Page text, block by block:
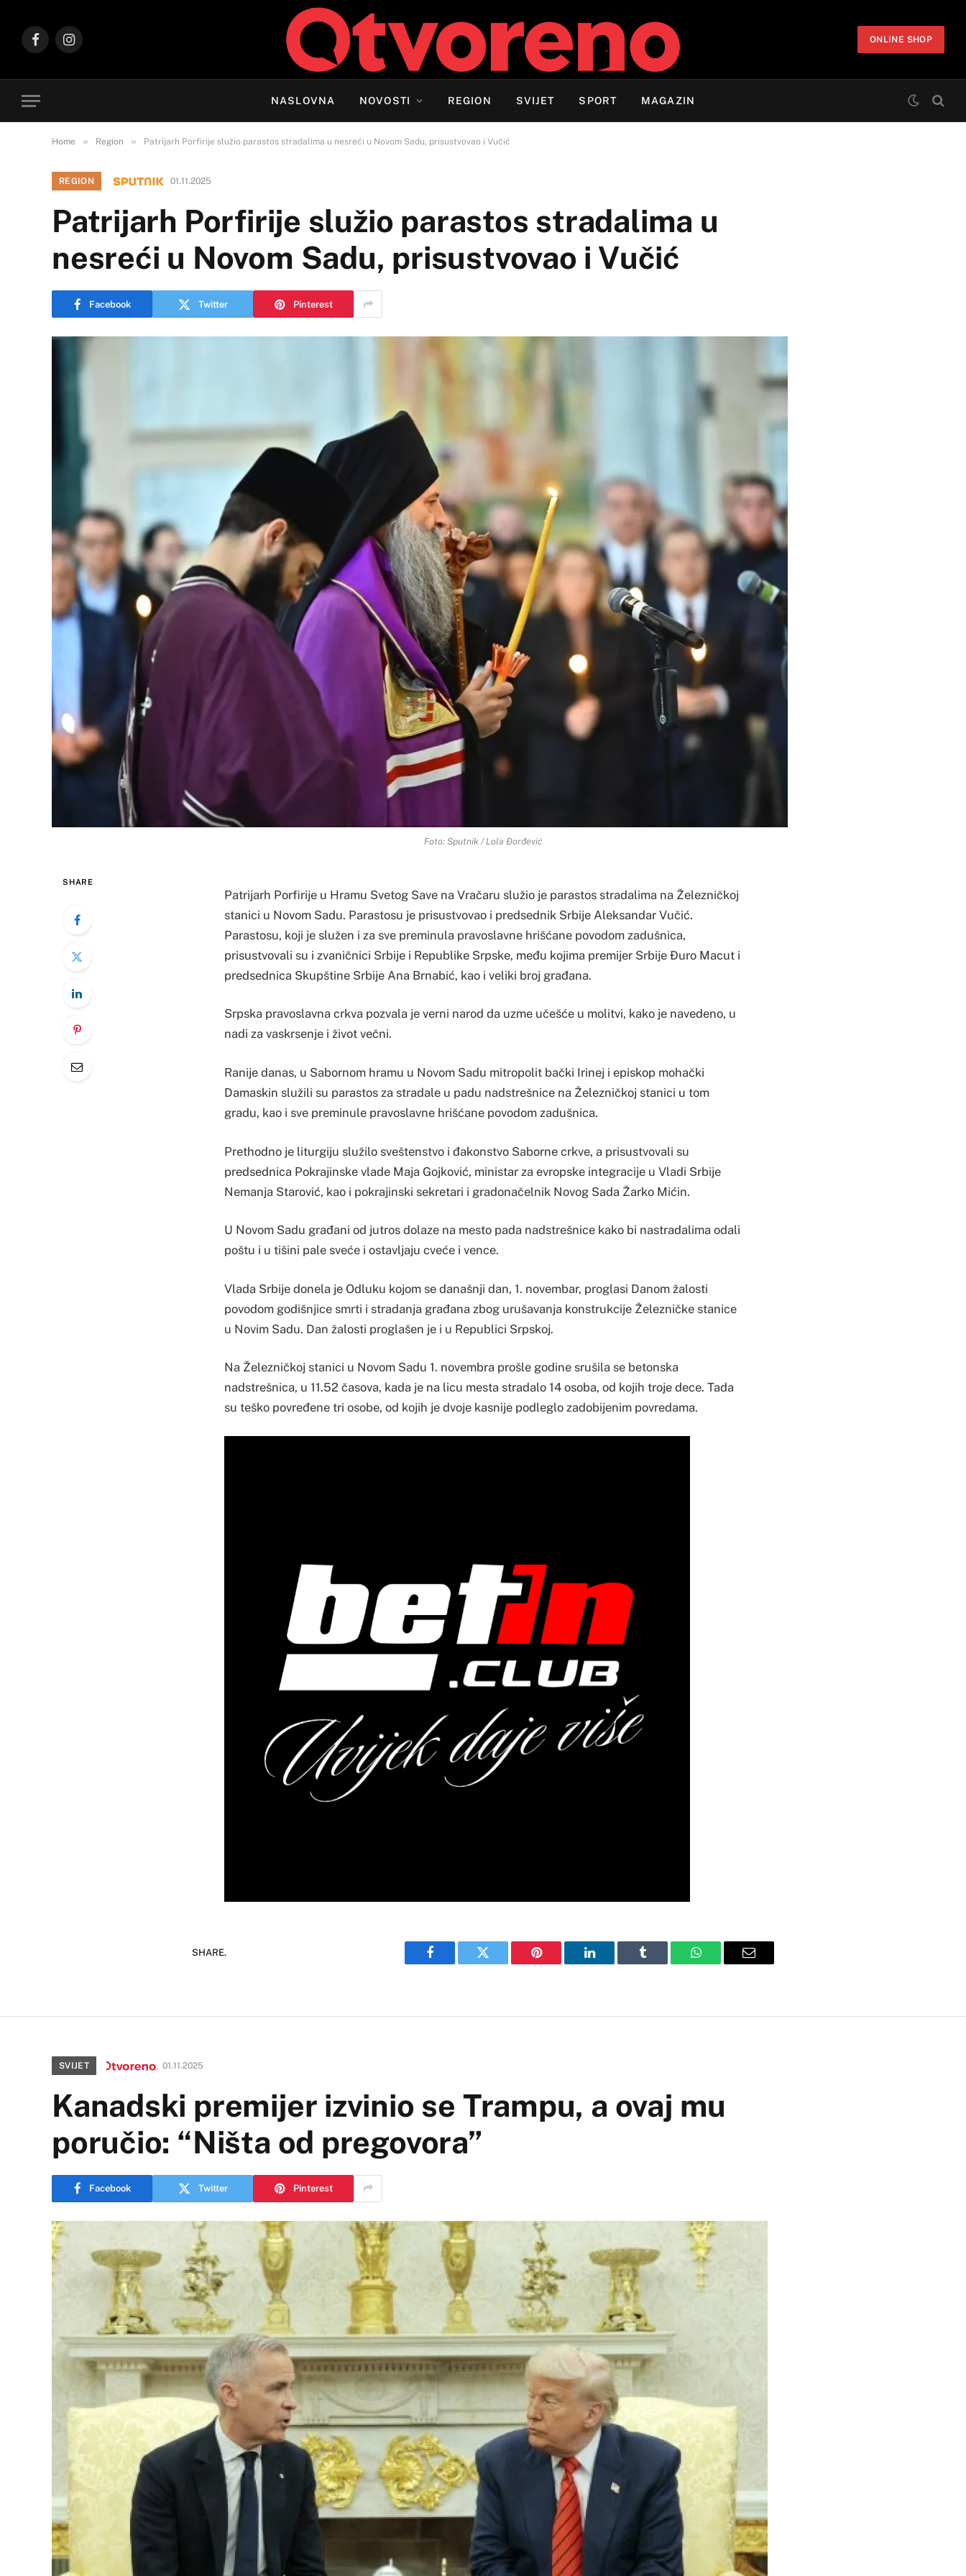
FacebookInstagram
ONLINE SHOP
NASLOVNA NOVOSTI REGION SVIJET SPORT MAGAZIN
Home » Region » Patrijarh Porfirije služio parastos stradalima u nesreći u Novom Sadu, prisustvovao i Vučić
REGION 01.11.2025
Patrijarh Porfirije služio parastos stradalima u
nesreći u Novom Sadu, prisustvovao i Vučić
Facebook Twitter Pinterest
Foto: Sputnik / Lola Đorđević
SHARE
Patrijarh Porfirije u Hramu Svetog Save na Vračaru služio je parastos stradalima na Železničkoj
stanici u Novom Sadu. Parastosu je prisustvovao i predsednik Srbije Aleksandar Vučić.
Parastosu, koji je služen i za sve preminula pravoslavne hrišćane povodom zadušnica,
prisustvovali su i zvaničnici Srbije i Republike Srpske, među kojima premijer Srbije Đuro Macut i
predsednica Skupštine Srbije Ana Brnabić, kao i veliki broj građana.
Srpska pravoslavna crkva pozvala je verni narod da uzme učešće u molitvi, kako je navedeno, u
nadi za vaskrsenje i život večni.
Ranije danas, u Sabornom hramu u Novom Sadu mitropolit bački Irinej i episkop mohački
Damaskin služili su parastos za stradale u padu nadstrešnice na Železničkoj stanici u tom
gradu, kao i sve preminule pravoslavne hrišćane povodom zadušnica.
Prethodno je liturgiju služilo sveštenstvo i đakonstvo Saborne crkve, a prisustvovali su
predsednica Pokrajinske vlade Maja Gojković, ministar za evropske integracije u Vladi Srbije
Nemanja Starović, kao i pokrajinski sekretari i gradonačelnik Novog Sada Žarko Mićin.
U Novom Sadu građani od jutros dolaze na mesto pada nadstrešnice kako bi nastradalima odali
poštu i u tišini pale sveće i ostavljaju cveće i vence.
Vlada Srbije donela je Odluku kojom se današnji dan, 1. novembar, proglasi Danom žalosti
povodom godišnjice smrti i stradanja građana zbog urušavanja konstrukcije Železničke stanice
u Novim Sadu. Dan žalosti proglašen je i u Republici Srpskoj.
Na Železničkoj stanici u Novom Sadu 1. novembra prošle godine srušila se betonska
nadstrešnica, u 11.52 časova, kada je na licu mesta stradalo 14 osoba, od kojih troje dece. Tada
su teško povređene tri osobe, od kojih je dvoje kasnije podleglo zadobijenim povredama.
SHARE.
Facebook Twitter Pinterest LinkedIn Tumblr WhatsAppEmail
SVIJET 01.11.2025
Kanadski premijer izvinio se Trampu, a ovaj mu
poručio: “Ništa od pregovora”
Facebook Twitter Pinterest